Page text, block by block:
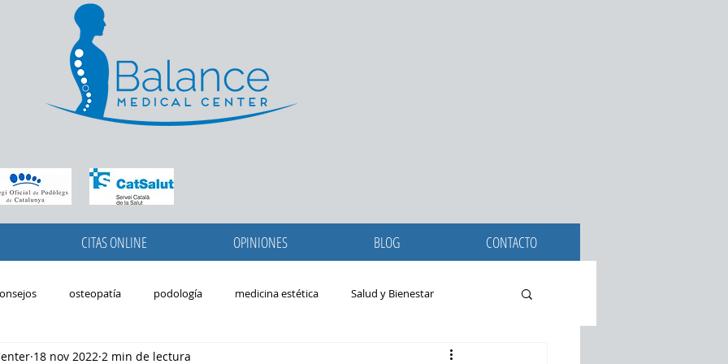
CITAS ONLINE OPINIONES BLOG CONTACTO
osteopatía podología medicina estética Salud y Bienestar
podologia pediatrica dolores de cabeza
18 nov 2022 2 min de lectura